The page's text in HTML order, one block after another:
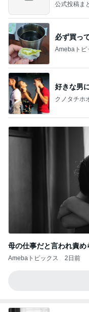
公式投稿ま
必ず買っ
Amebaトピ
好きな男
クノタチホ
母の仕事だと言われ責め
Amebaトピックス 2日前